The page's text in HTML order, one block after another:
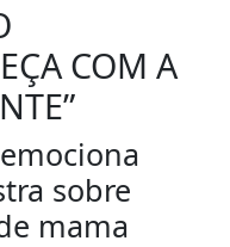
COM A
sobre
mama